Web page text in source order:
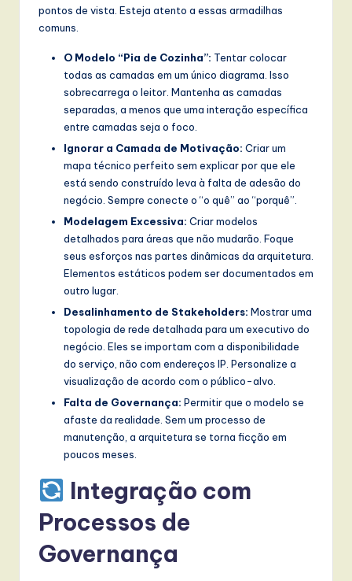
pontos de vista. Esteja atento a essas armadilhas
comuns.
O Modelo “Pia de Cozinha”: Tentar colocar
todas as camadas em um único diagrama. Isso
sobrecarrega o leitor. Mantenha as camadas
separadas, a menos que uma interação específica
entre camadas seja o foco.
Ignorar a Camada de Motivação: Criar um
mapa técnico perfeito sem explicar por que ele
está sendo construído leva à falta de adesão do
negócio. Sempre conecte o “o quê” ao “porquê”.
Modelagem Excessiva: Criar modelos
detalhados para áreas que não mudarão. Foque
seus esforços nas partes dinâmicas da arquitetura.
Elementos estáticos podem ser documentados em
outro lugar.
Desalinhamento de Stakeholders: Mostrar uma
topologia de rede detalhada para um executivo do
negócio. Eles se importam com a disponibilidade
do serviço, não com endereços IP. Personalize a
visualização de acordo com o público-alvo.
Falta de Governança: Permitir que o modelo se
afaste da realidade. Sem um processo de
manutenção, a arquitetura se torna ficção em
poucos meses.
Integração com
Processos de
Governança